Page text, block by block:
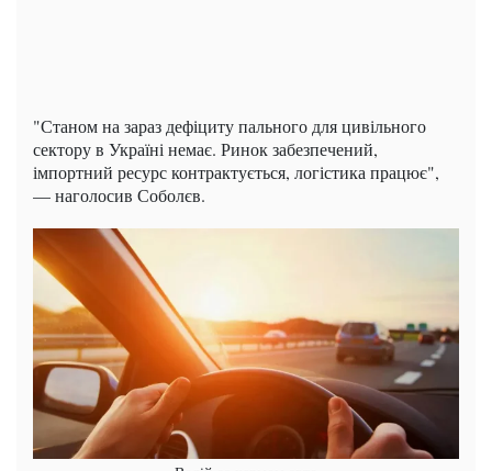
"Станом на зараз дефіциту пального для цивільного
сектору в Україні немає. Ринок забезпечений,
імпортний ресурс контрактується, логістика працює",
— наголосив Соболєв.